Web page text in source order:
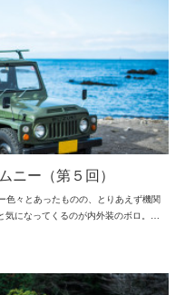
ニー（第５回）
色々とあったものの、とりあえず機関
気になってくるのが内外装のボロ。…